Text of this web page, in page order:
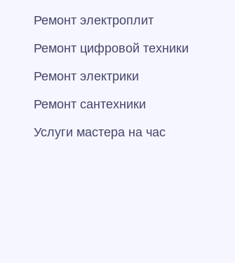
Ремонт электроплит
Ремонт цифровой техники
Ремонт электрики
Ремонт сантехники
Услуги мастера на час